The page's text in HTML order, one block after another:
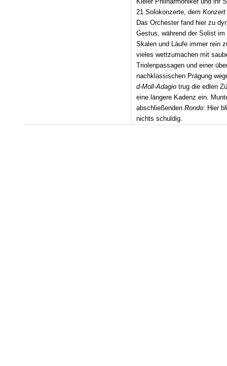
21 Solokonzerte, dem Konzert
Das Orchester fand hier zu
Gestus, während der Solist
Skalen und Läufe immer rein
vieles wettzumachen mit
Triolenpassagen und einer
nachklassischen Prägung
d-Moll-Adagiotrug die edlen
eine längere Kadenz ein.
abschließenden Rondo: Hier
nichts schuldig.